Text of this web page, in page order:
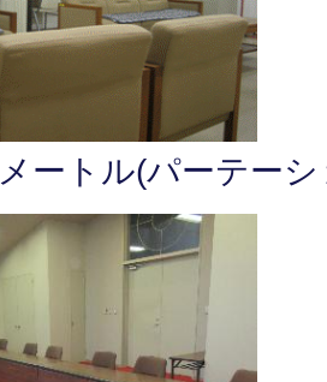
ートル(パーテー